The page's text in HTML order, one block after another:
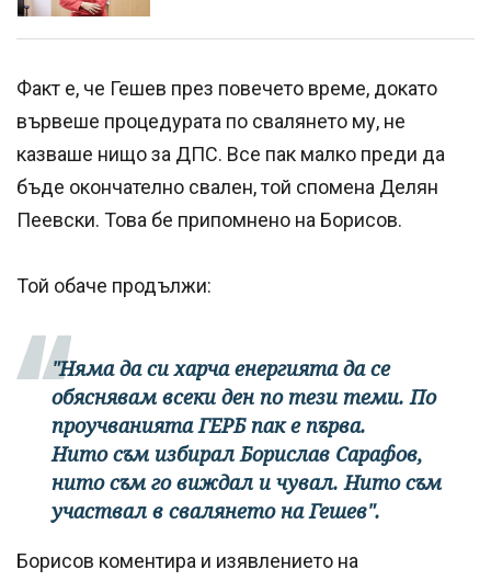
Факт е, че Гешев през повечето време, докато
вървеше процедурата по свалянето му, не
казваше нищо за ДПС. Все пак малко преди да
бъде окончателно свален, той спомена Делян
Пеевски. Това бе припомнено на Борисов.
Той обаче продължи:
"Няма да си харча енергията да се
обяснявам всеки ден по тези теми. По
проучванията ГЕРБ пак е първа.
Нито съм избирал Борислав Сарафов,
нито съм го виждал и чувал. Нито съм
участвал в свалянето на Гешев".
Борисов коментира и изявлението на